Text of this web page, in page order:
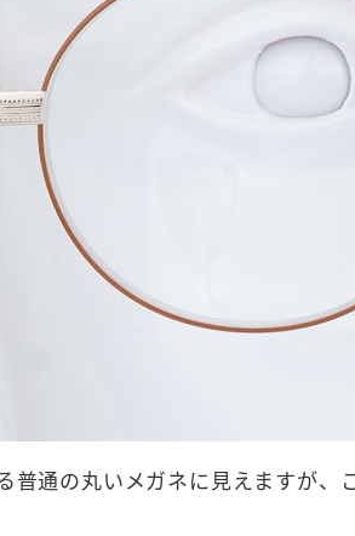
普通の丸いメガネに見えますが、